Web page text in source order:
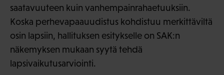
saatavuuteen kuin vanhempainrahaetuuksiin.
Koska perhevapaauudistus kohdistuu merkittäviltä
osin lapsiin, hallituksen esitykselle on SAK:n
näkemyksen mukaan syytä tehdä
lapsivaikutusarviointi.